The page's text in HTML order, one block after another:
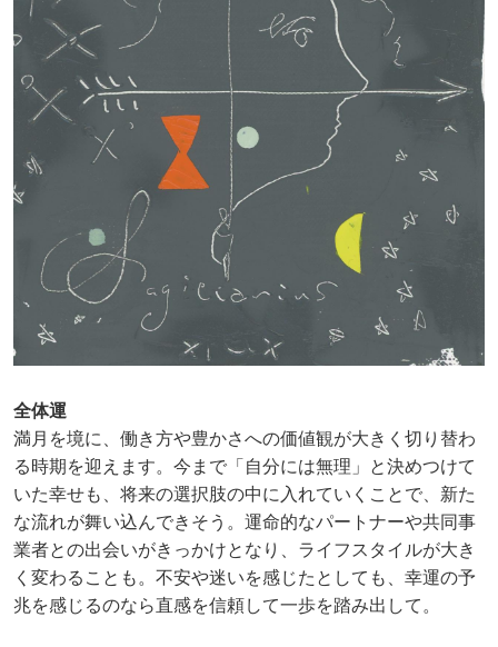
全体運
満月を境に、働き方や豊かさへの価値観が大きく切り替わ
る時期を迎えます。今まで「自分には無理」と決めつけて
いた幸せも、将来の選択肢の中に入れていくことで、新た
な流れが舞い込んできそう。運命的なパートナーや共同事
業者との出会いがきっかけとなり、ライフスタイルが大き
く変わることも。不安や迷いを感じたとしても、幸運の予
兆を感じるのなら直感を信頼して一歩を踏み出して。